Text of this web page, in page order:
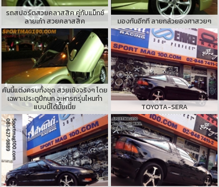
รถสปอร์ตสวยคลาสสิค คู่กับแม็กซ์
ลายเก๋า สวยคลาสสิค
มองกันอีกที ลายกล้วยองศาสวยๆ
คันนี้แต่งครบทั้งชุด สวยเช้งจริงๆ โดย
เฉพาะประตูปีกนก จะหารถรุ่นไหนทำ
แบบนี้ได้มั๊ยเนี่ย
TOYOTA-SERA